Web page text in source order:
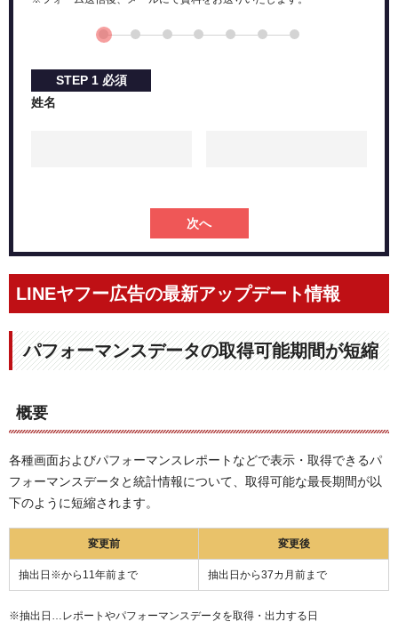
STEP 1 必須
姓名
次へ
LINEヤフー広告の最新アップデート情報
パフォーマンスデータの取得可能期間が短縮
概要
各種画面およびパフォーマンスレポートなどで表示・取得できるパ
フォーマンスデータと統計情報について、取得可能な最長期間が以
下のように短縮されます。
変更前 変更後
抽出日※から11年前まで​ 抽出日から37カ月前まで
※抽出日…レポートやパフォーマンスデータを取得・出力する日